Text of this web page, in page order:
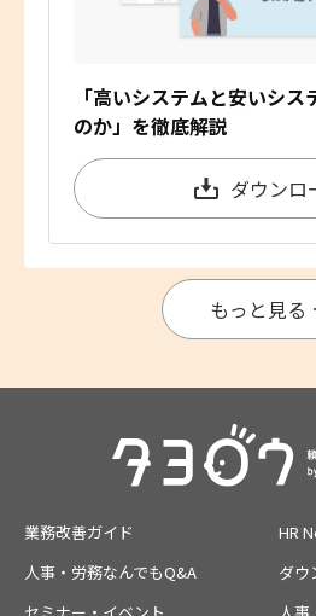
「高いシステムと安いシ
のか」を徹底解説
ダウンロ
もっと見る
業務改善ガイド
HR
人事・労務なんでもQ&A
ダウ
セミナー・イベント
人事